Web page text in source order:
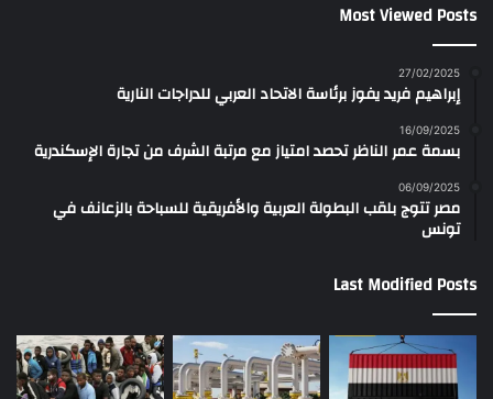
Most Viewed Posts
27/02/2025
إبراهيم فريد يفوز برئاسة الاتحاد العربي للدراجات النارية
16/09/2025
بسمة عمر الناظر تحصد امتياز مع مرتبة الشرف من تجارة الإسكندرية
06/09/2025
مصر تتوج بلقب البطولة العربية والأفريقية للسباحة بالزعانف في
تونس
Last Modified Posts